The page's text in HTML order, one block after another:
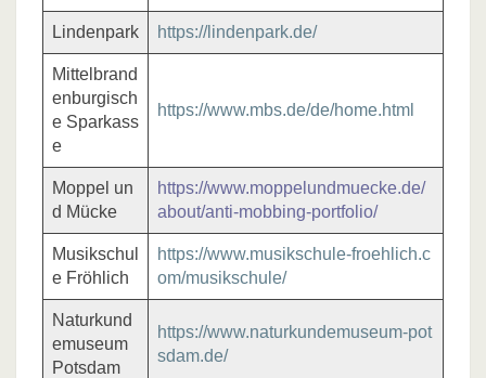
Lindenpark https://lindenpark.de/
Mittelbrand
enburgisch
e Sparkass
e
https://www.mbs.de/de/home.html
Moppel un
d Mücke
https://www.moppelundmuecke.de/
about/anti-mobbing-portfolio/
Musikschul
e Fröhlich
https://www.musikschule-froehlich.c
om/musikschule/
Naturkund
emuseum
Potsdam
https://www.naturkundemuseum-pot
sdam.de/